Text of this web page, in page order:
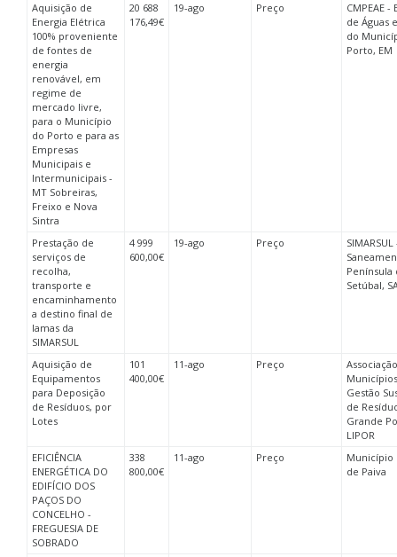
Aquisição de
Energia Elétrica
100% proveniente
de fontes de
energia
renovável, em
regime de
mercado livre,
para o Município
do Porto e para as
Empresas
Municipais e
Intermunicipais -
MT Sobreiras,
Freixo e Nova
Sintra
20 688
176,49€
19-ago Preço
CMPEAE -
de Águas
do
Porto, EM
Prestação de
serviços de
recolha,
transporte e
encaminhamento
a destino final de
lamas da
SIMARSUL
4 999
600,00€
19-ago Preço
SIMARSUL
Península
Setúbal,
Aquisição de
Equipamentos
para Deposição
de Resíduos, por
Lotes
101
400,00€
11-ago Preço
Gestão
de
Grande
LIPOR
EFICIÊNCIA
ENERGÉTICA DO
EDIFÍCIO DOS
PAÇOS DO
CONCELHO -
FREGUESIA DE
SOBRADO
338
800,00€
11-ago Preço
Município
de Paiva